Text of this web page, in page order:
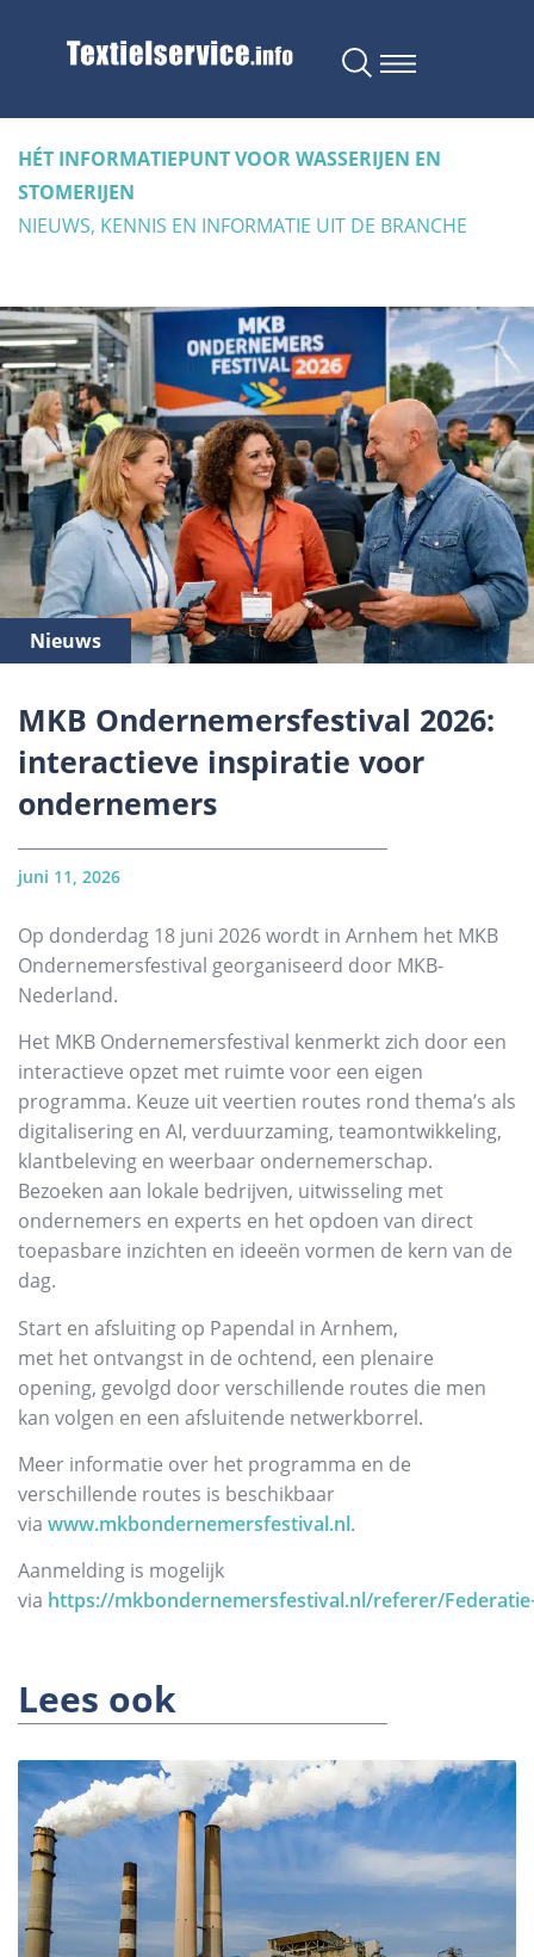
HÉT INFORMATIEPUNT VOOR WASSERIJEN EN
STOMERIJEN
NIEUWS, KENNIS EN INFORMATIE UIT DE BRANCHE
Nieuws
MKB Ondernemersfestival 2026:
interactieve inspiratie voor
ondernemers
juni 11, 2026
Op donderdag 18 juni 2026 wordt in Arnhem het MKB
Ondernemersfestival georganiseerd door MKB-
Nederland.
Het MKB Ondernemersfestival kenmerkt zich door een
interactieve opzet met ruimte voor een eigen
programma. Keuze uit veertien routes rond thema’s als
digitalisering en AI, verduurzaming, teamontwikkeling,
klantbeleving en weerbaar ondernemerschap.
Bezoeken aan lokale bedrijven, uitwisseling met
ondernemers en experts en het opdoen van direct
toepasbare inzichten en ideeën vormen de kern van de
dag.
Start en afsluiting op Papendal in Arnhem,
met het ontvangst in de ochtend, een plenaire
opening, gevolgd door verschillende routes die men
kan volgen en een afsluitende netwerkborrel.
Meer informatie over het programma en de
verschillende routes is beschikbaar
via www.mkbondernemersfestival.nl.
Aanmelding is mogelijk
via https://mkbondernemersfestival.nl/referer/
Lees ook